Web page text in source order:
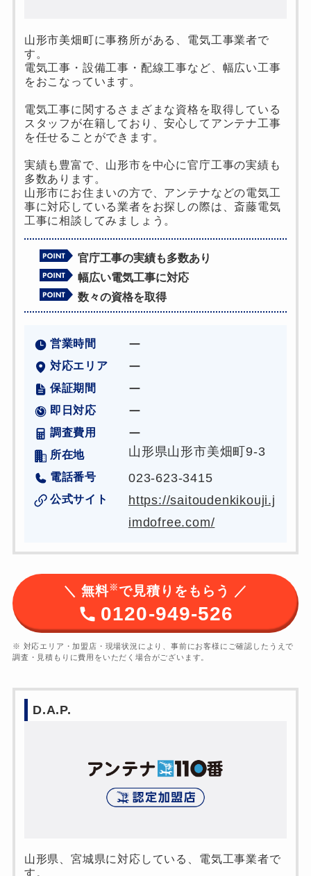
山形市美畑町に事務所がある、電気工事業者で
す。
電気工事・設備工事・配線工事など、幅広い工事
をおこなっています。
電気工事に関するさまざまな資格を取得している
スタッフが在籍しており、安心してアンテナ工事
を任せることができます。
実績も豊富で、山形市を中心に官庁工事の実績も
多数あります。
山形市にお住まいの方で、アンテナなどの電気工
事に対応している業者をお探しの際は、斎藤電気
工事に相談してみましょう。
官庁工事の実績も多数あり
幅広い電気工事に対応
数々の資格を取得
営業時間 ー
対応エリア ー
保証期間 ー
即日対応 ー
調査費用 ー
所在地 山形県山形市美畑町9-3
電話番号 023-623-3415
公式サイト
https://saitoudenkikouji.j
imdofree.com/
＼ 無料※ で見積りをもらう ／
0120-949-526
※ 対応エリア・加盟店・現場状況により、事前にお客様にご確認したうえで
調査・見積もりに費用をいただく場合がございます。
D.A.P.
山形県、宮城県に対応している、電気工事業者で
す。